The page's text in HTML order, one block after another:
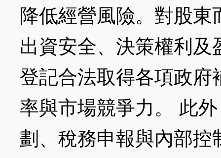
降低經營風險。對股
出資安全、決策權利
登記合法取得各項政府
率與市場競爭力。 此
劃、稅務申報與內部控